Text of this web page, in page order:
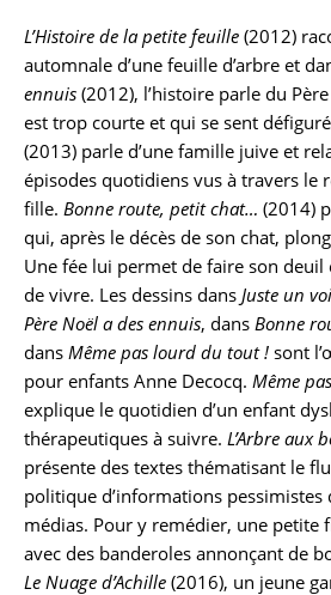
L’Histoire de la petite feuille (2012)
automnale d’une feuille d’arbre et
ennuis (2012), l’histoire parle du
est trop courte et qui se sent
(2013) parle d’une famille juive et
épisodes quotidiens vus à travers le
fille. Bonne route, petit chat… (2014)
qui, après le décès de son chat,
Une fée lui permet de faire son
de vivre. Les dessins dans Juste un
Père Noël a des ennuis, dans Bonne
dans Même pas lourd du tout ! sont
pour enfants Anne Decocq. Même
explique le quotidien d’un enfant
thérapeutiques à suivre. L’Arbre aux
présente des textes thématisant le
politique d’informations pessimistes
médias. Pour y remédier, une petite
avec des banderoles annonçant de
Le Nuage d’Achille (2016), un jeune